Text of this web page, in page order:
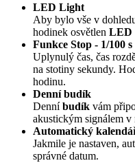
LED Light
Aby bylo vše v
hodinek osvětlen LED
Funkce Stop - 1/100
Uplynulý čas, čas
na stotiny sekundy.
hodinu.
Denní budík
Denníbudík vám
akustickým signálem v
Automatický
Jakmile je nastaven,
správné datum.